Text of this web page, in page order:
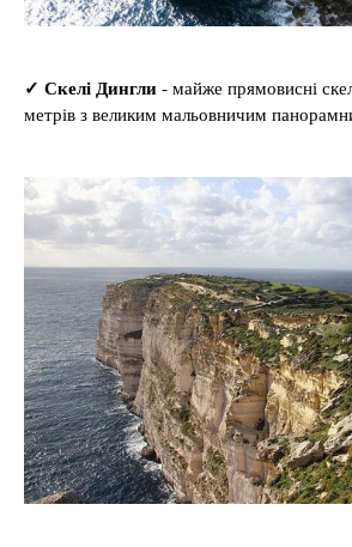
✓ Скелі Дингли - майже прямовисні
метрів з великим мальовничим